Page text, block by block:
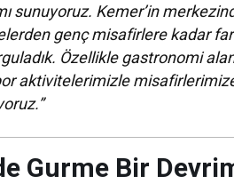
sunuyoruz. Kemer’in
genç misafirlere kadar
Özellikle gastronomi
aktivitelerimizle
Gurme Bir